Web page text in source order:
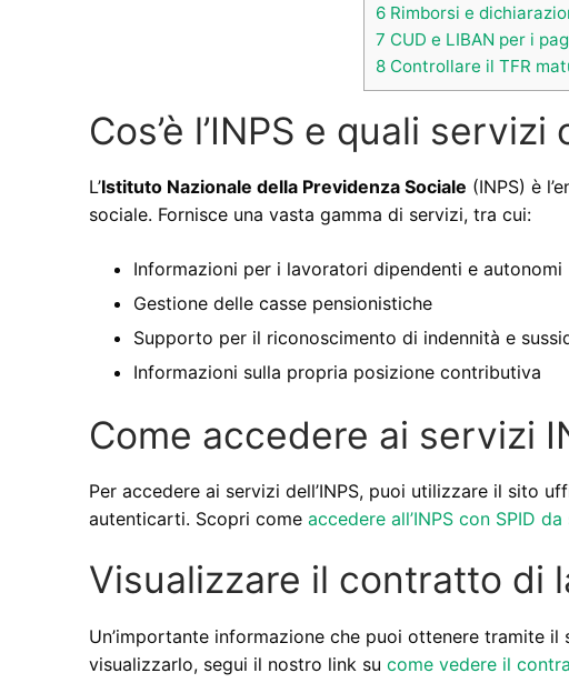
6 Rimborsi e
7 CUD e LIBAN per i
8 Controllare il TFR
Cos’è l’INPS e quali servizi
L’Istituto Nazionale della Previdenza Sociale (INPS) è
sociale. Fornisce una vasta gamma di servizi, tra cui:
Informazioni per i lavoratori dipendenti e autonomi
Gestione delle casse pensionistiche
Supporto per il riconoscimento di indennità e
Informazioni sulla propria posizione contributiva
Come accedere ai servizi
Per accedere ai servizi dell’INPS, puoi utilizzare il sito
autenticarti. Scopri come accedere all’INPS con SPID
Visualizzare il contratto di
Un’importante informazione che puoi ottenere tramite il
visualizzarlo, segui il nostro link su come vedere il